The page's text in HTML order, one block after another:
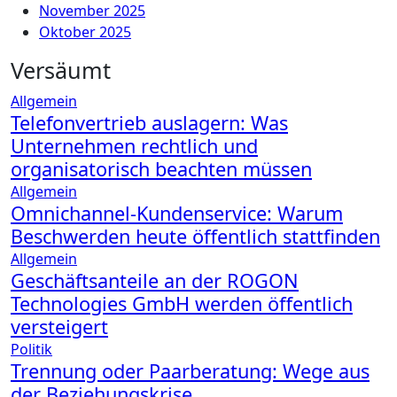
November 2025
Oktober 2025
Versäumt
Allgemein
Telefonvertrieb auslagern: Was
Unternehmen rechtlich und
organisatorisch beachten müssen
Allgemein
Omnichannel-Kundenservice: Warum
Beschwerden heute öffentlich stattfinden
Allgemein
Geschäftsanteile an der ROGON
Technologies GmbH werden öffentlich
versteigert
Politik
Trennung oder Paarberatung: Wege aus